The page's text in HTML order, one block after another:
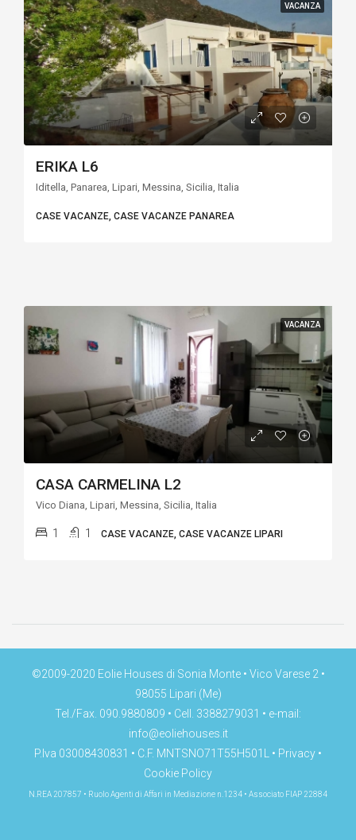
VACANZA
ERIKA L6
Iditella, Panarea, Lipari, Messina, Sicilia, Italia
CASE VACANZE, CASE VACANZE PANAREA
VACANZA
CASA CARMELINA L2
Vico Diana, Lipari, Messina, Sicilia, Italia
1 1 CASE VACANZE, CASE VACANZE LIPARI
©2009-2020 Eolie Houses di Sonia Monte • Vico Varese 2 •
98055 Lipari (Me)
Tel./Fax. 090.9880809 • Cell. 3388279031 • e-mail:
info@eoliehouses.it
P.Iva 03008430831 • C.F. MNTSNO71T55H501L • Privacy •
Cookie Policy
N.REA 207857 • Ruolo Agenti di Affari in Mediazione n.1234 • Associato FIAP 22884